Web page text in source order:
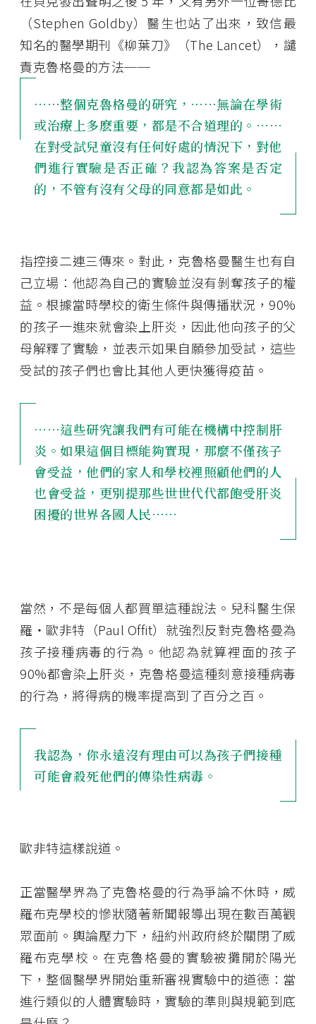
（Stephen Goldby）醫生也站了出來，致信最
知名的醫學期刊《柳葉刀》（The Lancet），譴
責克魯格曼的方法──
⋯⋯整個克魯格曼的研究，⋯⋯無論在學術
或治療上多麽重要，都是不合道理的。⋯⋯
在對受試兒童沒有任何好處的情況下，對他
們進行實驗是否正確？我認為答案是否定
的，不管有沒有父母的同意都是如此。
指控接二連三傳來。對此，克魯格曼醫生也有自
己立場：他認為自己的實驗並沒有剝奪孩子的權
益。根據當時學校的衛生條件與傳播狀況，90%
的孩子一進來就會染上肝炎，因此他向孩子的父
母解釋了實驗，並表示如果自願參加受試，這些
受試的孩子們也會比其他人更快獲得疫苗。
⋯⋯這些研究讓我們有可能在機構中控制肝
炎。如果這個目標能夠實現，那麼不僅孩子
會受益，他們的家人和學校裡照顧他們的人
也會受益，更別提那些世世代代都飽受肝炎
困擾的世界各國人民⋯⋯
當然，不是每個人都買單這種說法。兒科醫生保
羅・歐非特（Paul Offit）就強烈反對克魯格曼為
孩子接種病毒的行為。他認為就算裡面的孩子
90%都會染上肝炎，克魯格曼這種刻意接種病毒
的行為，將得病的機率提高到了百分之百。
我認為，你永遠沒有理由可以為孩子們接種
可能會殺死他們的傳染性病毒。
歐非特這樣說道。
正當醫學界為了克魯格曼的行為爭論不休時，威
羅布克學校的慘狀隨著新聞報導出現在數百萬觀
眾面前。輿論壓力下，紐約州政府終於關閉了威
羅布克學校。在克魯格曼的實驗被攤開於陽光
下，整個醫學界開始重新審視實驗中的道德：當
進行類似的人體實驗時，實驗的準則與規範到底